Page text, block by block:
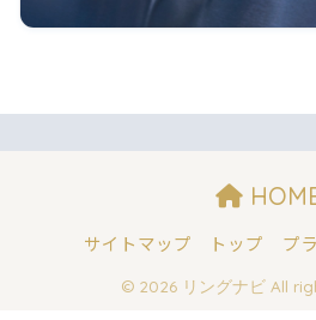
サイトマップ トップ プ
© 2026 リングナビ All